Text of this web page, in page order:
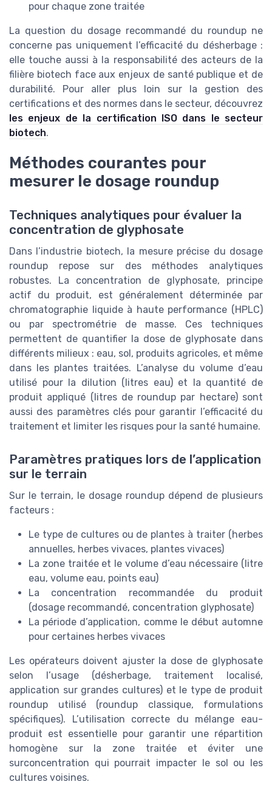
pour chaque zone traitée
La question du dosage recommandé du roundup ne
concerne pas uniquement l’efficacité du désherbage :
elle touche aussi à la responsabilité des acteurs de la
filière biotech face aux enjeux de santé publique et de
durabilité. Pour aller plus loin sur la gestion des
certifications et des normes dans le secteur, découvrez
les enjeux de la certification ISO dans le secteur
biotech.
Méthodes courantes pour
mesurer le dosage roundup
Techniques analytiques pour évaluer la
concentration de glyphosate
Dans l’industrie biotech, la mesure précise du dosage
roundup repose sur des méthodes analytiques
robustes. La concentration de glyphosate, principe
actif du produit, est généralement déterminée par
chromatographie liquide à haute performance (HPLC)
ou par spectrométrie de masse. Ces techniques
permettent de quantifier la dose de glyphosate dans
différents milieux : eau, sol, produits agricoles, et même
dans les plantes traitées. L’analyse du volume d’eau
utilisé pour la dilution (litres eau) et la quantité de
produit appliqué (litres de roundup par hectare) sont
aussi des paramètres clés pour garantir l’efficacité du
traitement et limiter les risques pour la santé humaine.
Paramètres pratiques lors de l’application
sur le terrain
Sur le terrain, le dosage roundup dépend de plusieurs
facteurs :
Le type de cultures ou de plantes à traiter (herbes
annuelles, herbes vivaces, plantes vivaces)
La zone traitée et le volume d’eau nécessaire (litre
eau, volume eau, points eau)
La concentration recommandée du produit
(dosage recommandé, concentration glyphosate)
La période d’application, comme le début automne
pour certaines herbes vivaces
Les opérateurs doivent ajuster la dose de glyphosate
selon l’usage (désherbage, traitement localisé,
application sur grandes cultures) et le type de produit
roundup utilisé (roundup classique, formulations
spécifiques). L’utilisation correcte du mélange eau-
produit est essentielle pour garantir une répartition
homogène sur la zone traitée et éviter une
surconcentration qui pourrait impacter le sol ou les
cultures voisines.